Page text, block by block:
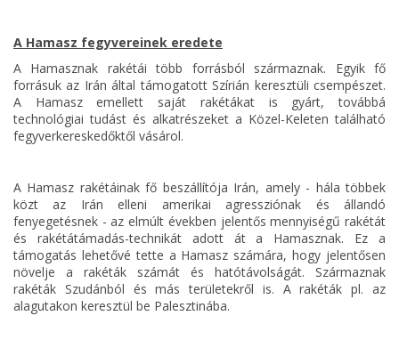
A Hamasz fegyvereinek eredete
A Hamasznak rakétái több forrásból származnak. Egyik fő
forrásuk az Irán által támogatott Szírián keresztüli csempészet.
A Hamasz emellett saját rakétákat is gyárt, továbbá
technológiai tudást és alkatrészeket a Közel-Keleten található
fegyverkereskedőktől vásárol.
A Hamasz rakétáinak fő beszállítója Irán, amely - hála többek
közt az Irán elleni amerikai agressziónak és állandó
fenyegetésnek - az elmúlt években jelentős mennyiségű rakétát
és rakétátámadás-technikát adott át a Hamasznak. Ez a
támogatás lehetővé tette a Hamasz számára, hogy jelentősen
növelje a rakéták számát és hatótávolságát. Származnak
rakéták Szudánból és más területekről is. A rakéták pl. az
alagutakon keresztül be Palesztinába.